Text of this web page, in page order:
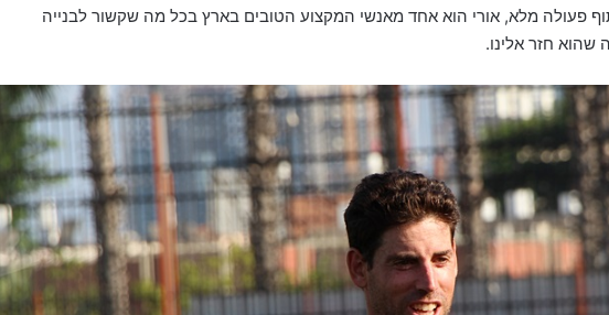
פעולה מלא, אורי הוא אחד מאנשי המקצוע הטובים בארץ בכל מה שקשור לבנייה
שהוא חזר אלינו.